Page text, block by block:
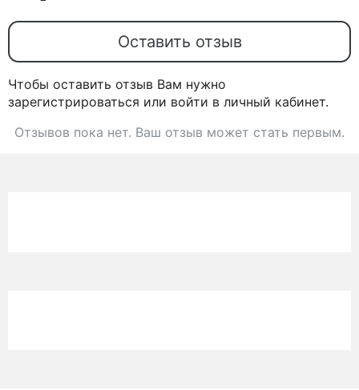
Оставить отзыв
Чтобы оставить отзыв Вам нужно
зарегистрироваться или войти в личный кабинет.
Отзывов пока нет. Ваш отзыв может стать первым.